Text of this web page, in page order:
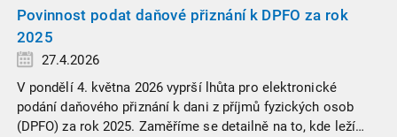
Povinnost podat daňové přiznání k DPFO za rok
2025
27.4.2026
V pondělí 4. května 2026 vyprší lhůta pro elektronické
podání daňového přiznání k dani z příjmů fyzických osob
(DPFO) za rok 2025. Zaměříme se detailně na to, kde leží